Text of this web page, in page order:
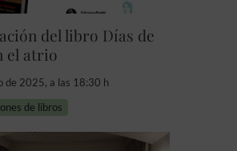
del libro Días de
el atrio
de 2025, a las 18:30 h
de libros